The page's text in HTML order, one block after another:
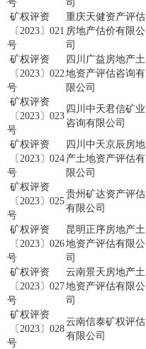
号
司
矿权评资
〔2023〕021
号
重庆天健资产评估
房地产估价有限公
司
矿权评资
〔2023〕022
号
四川广益房地产土
地资产评估咨询有
限公司
矿权评资
〔2023〕023
号
四川中天君信矿业
咨询有限公司
矿权评资
〔2023〕024
号
四川中天京辰房地
产土地资产评估有
限公司
矿权评资
〔2023〕025
号
贵州矿达资产评估
有限公司
矿权评资
〔2023〕026
号
昆明正序房地产土
地资产评估有限公
司
矿权评资
〔2023〕027
号
云南景天房地产土
地资产评估有限公
司
矿权评资
〔2023〕028
号
云南信泰矿权评估
有限公司